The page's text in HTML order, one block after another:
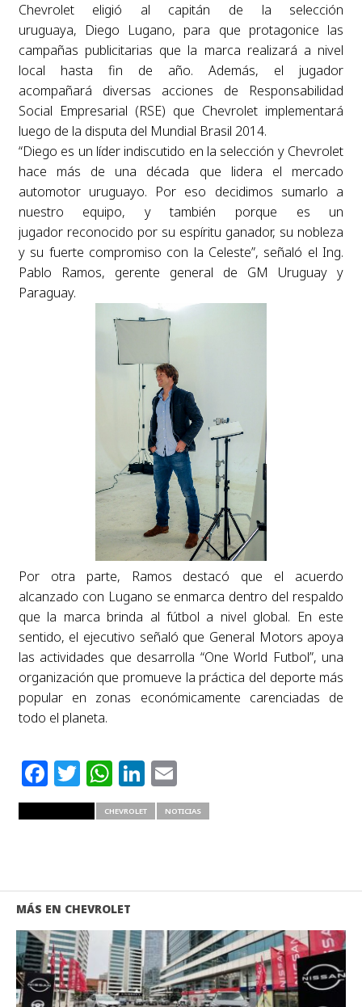
Chevrolet eligió al capitán de la selección
uruguaya, Diego Lugano, para que protagonice las
campañas publicitarias que la marca realizará a nivel
local hasta fin de año. Además, el jugador
acompañará diversas acciones de Responsabilidad
Social Empresarial (RSE) que Chevrolet implementará
luego de la disputa del Mundial Brasil 2014.
“Diego es un líder indiscutido en la selección y Chevrolet
hace más de una década que lidera el mercado
automotor uruguayo. Por eso decidimos sumarlo a
nuestro equipo, y también porque es un
jugador reconocido por su espíritu ganador, su nobleza
y su fuerte compromiso con la Celeste”, señaló el Ing.
Pablo Ramos, gerente general de GM Uruguay y
Paraguay.
Por otra parte, Ramos destacó que el acuerdo
alcanzado con Lugano se enmarca dentro del respaldo
que la marca brinda al fútbol a nivel global. En este
sentido, el ejecutivo señaló que General Motors apoya
las actividades que desarrolla “One World Futbol”, una
organización que promueve la práctica del deporte más
popular en zonas económicamente carenciadas de
todo el planeta.
Facebook
Twitter
WhatsApp
LinkedIn
Email
CHEVROLET NOTICIAS
MÁS EN CHEVROLET